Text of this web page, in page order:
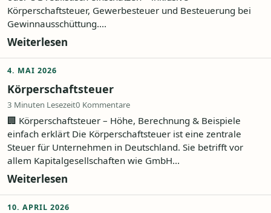
Körperschaftsteuer, Gewerbesteuer und Besteuerung bei
Gewinnausschüttung....
Weiterlesen
4. MAI 2026
Körperschaftsteuer
3 Minuten Lesezeit0 Kommentare
🏢 Körperschaftsteuer – Höhe, Berechnung & Beispiele
einfach erklärt Die Körperschaftsteuer ist eine zentrale
Steuer für Unternehmen in Deutschland. Sie betrifft vor
allem Kapitalgesellschaften wie GmbH...
Weiterlesen
10. APRIL 2026